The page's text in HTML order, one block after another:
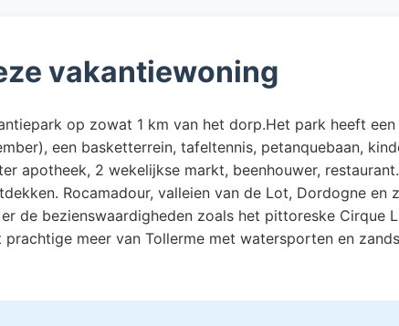
vakantiewoning
op zowat 1 km van het dorp.Het park heeft
een basketterrein, tafeltennis, petanquebaan,
apotheek, 2 wekelijkse markt, beenhouwer,
Rocamadour, valleien van de Lot, Dordogne en
de bezienswaardigheden zoals het pittoreske Cirque
meer van Tollerme met watersporten en